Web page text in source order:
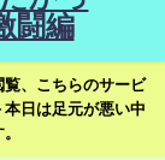
闘編
、こちらのサービ
日は足元が悪い中